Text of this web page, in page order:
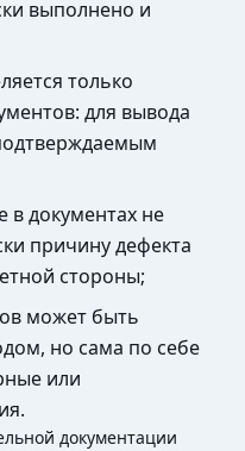
выполнено и
только
для вывода
в документах не
причину дефекта
стороны;
может быть
но сама по себе
или
документации